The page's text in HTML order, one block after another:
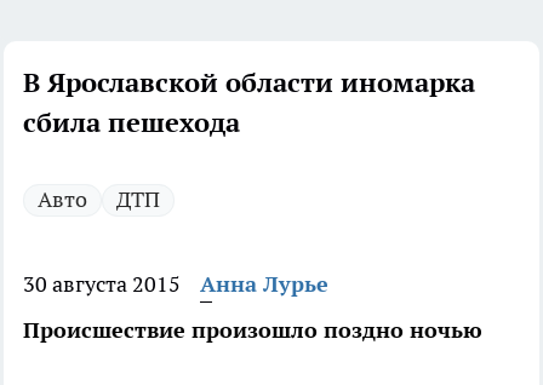
В Ярославской области иномарка
сбила пешехода
Авто ДТП
30 августа 2015
Анна Лурье
Происшествие произошло поздно ночью